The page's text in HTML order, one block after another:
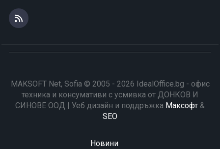
MAKSOFT Net, Sofia © 2005 - 2026 IdealOffice.bg - офис
техника и консумативи с усмивка от ДОНКОВ И
СИНОВЕ ООД | Уеб дизайн и поддръжка Максофт &
SEO
Новини